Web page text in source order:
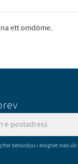
ett omdöme.
behandlas i enlighet med vår